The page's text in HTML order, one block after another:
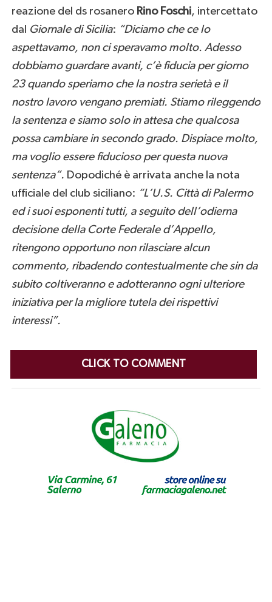
reazione del ds rosanero Rino Foschi, intercettato
dal Giornale di Sicilia: “Diciamo che ce lo
aspettavamo, non ci speravamo molto. Adesso
dobbiamo guardare avanti, c’è fiducia per giorno
23 quando speriamo che la nostra serietà e il
nostro lavoro vengano premiati. Stiamo rileggendo
la sentenza e siamo solo in attesa che qualcosa
possa cambiare in secondo grado. Dispiace molto,
ma voglio essere fiducioso per questa nuova
sentenza”. Dopodiché è arrivata anche la nota
ufficiale del club siciliano: “L’U.S. Città di Palermo
ed i suoi esponenti tutti, a seguito dell’odierna
decisione della Corte Federale d’Appello,
ritengono opportuno non rilasciare alcun
commento, ribadendo contestualmente che sin da
subito coltiveranno e adotteranno ogni ulteriore
iniziativa per la migliore tutela dei rispettivi
interessi”.
CLICK TO COMMENT